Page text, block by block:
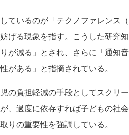
ているのが「テクノファレンス
げる現象を指す。こうした研究
が減る」とされ、さらに「通知
がある」と指摘されている。
の負担軽減の手段としてスクリ
、過度に依存すれば子どもの社
りの重要性を強調している。